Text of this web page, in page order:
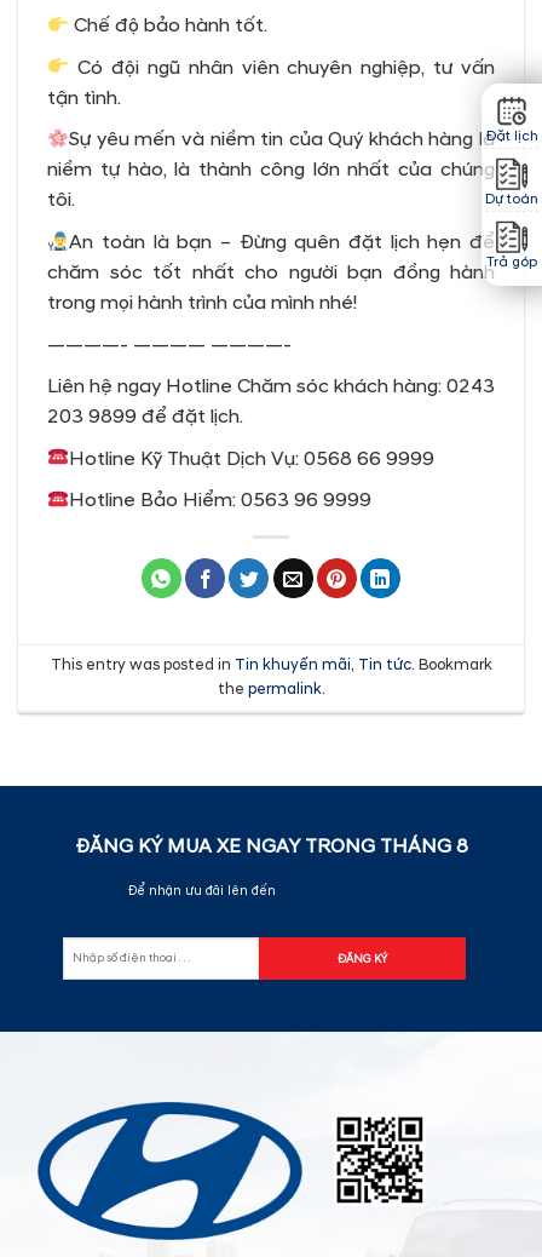
Chế độ bảo hành tốt.
Có đội ngũ nhân viên chuyên nghiệp, tư vấn
tận tình.
Sự yêu mến và niềm tin của Quý khách hàng là
niềm tự hào, là thành công lớn nhất của chúng
tôi.
An toàn là bạn – Đừng quên đặt lịch hẹn để
chăm sóc tốt nhất cho người bạn đồng hành
trong mọi hành trình của mình nhé!
————- ———— ————-
Liên hệ ngay Hotline Chăm sóc khách hàng: 0243
203 9899 để đặt lịch.
Hotline Kỹ Thuật Dịch Vụ: 0568 66 9999
Hotline Bảo Hiểm: 0563 96 9999
This entry was posted in Tin khuyến mãi, Tin tức. Bookmark
the permalink.
ĐĂNG KÝ MUA XE NGAY TRONG THÁNG 8
Để nhận ưu đãi lên đến
Đặt lịch
Dự toán
Trả góp